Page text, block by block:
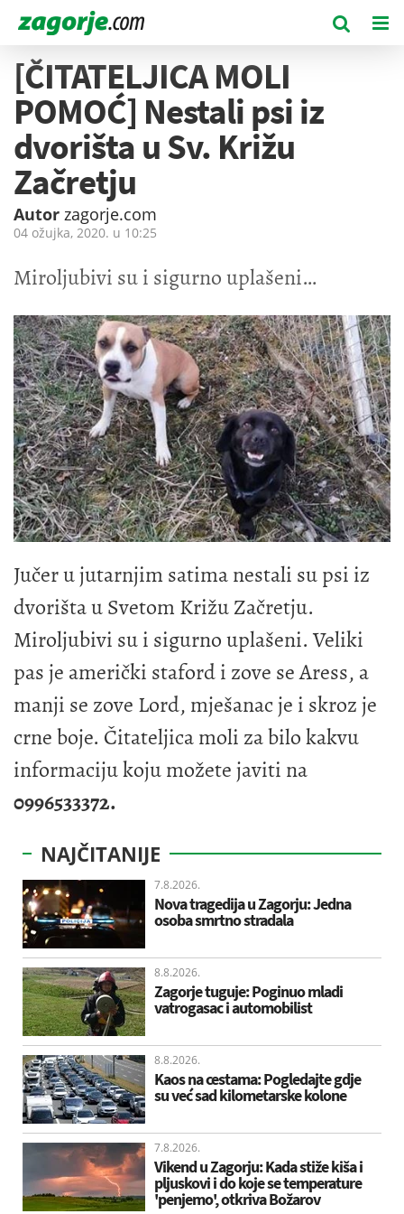
[ČITATELJICA MOLI
POMOĆ] Nestali psi iz
dvorišta u Sv. Križu
Začretju
Autor zagorje.com
04 ožujka, 2020. u 10:25
Miroljubivi su i sigurno uplašeni
Jučer u jutarnjim satima nestali su psi iz
dvorišta u Svetom Križu Začretju.
Miroljubivi su i sigurno uplašeni. Veliki
pas je američki staford i zove se Aress, a
manji se zove Lord, mješanac je i skroz je
crne boje. Čitateljica moli za bilo kakvu
informaciju koju možete javiti na
0996533372.
NAJČITANIJE
7.8.2026.
Nova tragedija u Zagorju: Jedna
osoba smrtno stradala
8.8.2026.
Zagorje tuguje: Poginuo mladi
vatrogasac i automobilist
8.8.2026.
Kaos na cestama: Pogledajte gdje
su već sad kilometarske kolone
7.8.2026.
Vikend u Zagorju: Kada stiže kiša i
pljuskovi i do koje se temperature
'penjemo', otkriva Božarov